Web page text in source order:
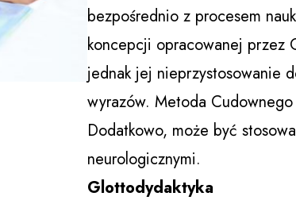
bezpośrednio z procesem
koncepcji opracowanej przez
jednak jej nieprzystosowanie
wyrazów. Metoda
Dodatkowo, może być
neurologicznymi.
Glottodydaktyka